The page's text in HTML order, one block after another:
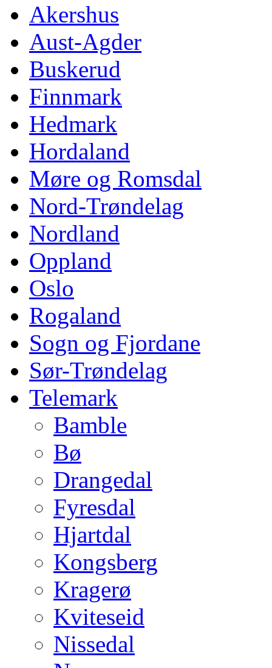
Akershus
Aust-Agder
Buskerud
Finnmark
Hedmark
Hordaland
Møre og Romsdal
Nord-Trøndelag
Nordland
Oppland
Oslo
Rogaland
Sogn og Fjordane
Sør-Trøndelag
Telemark
Bamble
Bø
Drangedal
Fyresdal
Hjartdal
Kongsberg
Kragerø
Kviteseid
Nissedal